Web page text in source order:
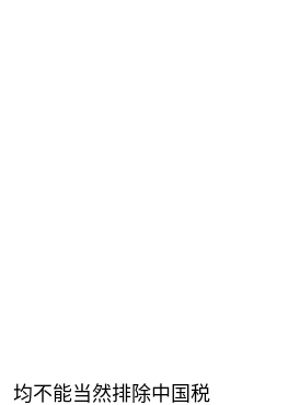
均不能当然排除中国税